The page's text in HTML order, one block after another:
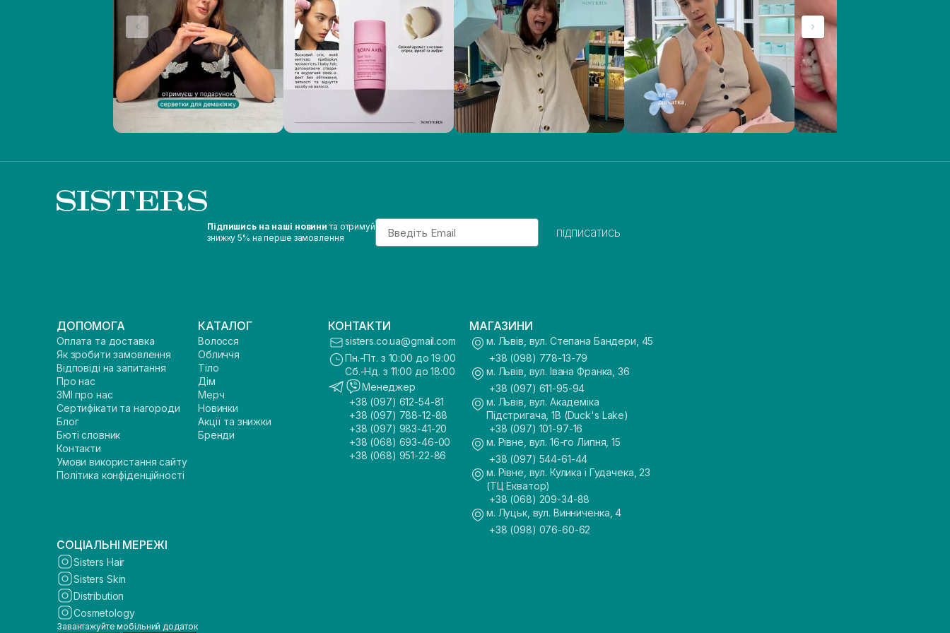
Підпишись на наші новини та отримуй
знижку 5% на перше замовлення
Email
підписатись
ДОПОМОГА
Оплата та доставка
Як зробити замовлення
Відповіді на запитання
Про нас
ЗМІ про нас
Сертифікати та нагороди
Блог
Бюті словник
Контакти
Умови використання сайту
Політика конфіденційності
КАТАЛОГ
Волосся
Обличчя
Тіло
Дім
Мерч
Новинки
Акції та знижки
Бренди
КОНТАКТИ
sisters.co.ua@gmail.com
Пн.-Пт. з 10:00 до 19:00
Сб.-Нд. з 11:00 до 18:00
Менеджер
+38 (097) 612-54-81
+38 (097) 788-12-88
+38 (097) 983-41-20
+38 (068) 693-46-00
+38 (068) 951-22-86
МАГАЗИНИ
м. Львів, вул. Степана Бандери, 45
+38 (098) 778-13-79
м. Львів, вул. Івана Франка, 36
+38 (097) 611-95-94
м. Львів, вул. Академіка
Підстригача, 1В (Duck's Lake)
+38 (097) 101-97-16
м. Рівне, вул. 16-го Липня, 15
+38 (097) 544-61-44
м. Рівне, вул. Кулика і Гудачека, 23
(ТЦ Екватор)
+38 (068) 209-34-88
м. Луцьк, вул. Винниченка, 4
+38 (098) 076-60-62
СОЦІАЛЬНІ МЕРЕЖІ
Sisters Hair
Sisters Skin
Distribution
Cosmetology
Завантажуйте мобільний додаток